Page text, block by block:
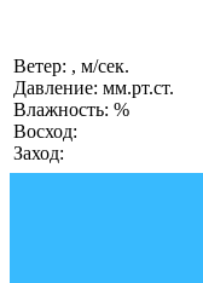
Ветер: , м/сек.
Давление: мм.рт.ст.
Влажность: %
Восход:
Заход: